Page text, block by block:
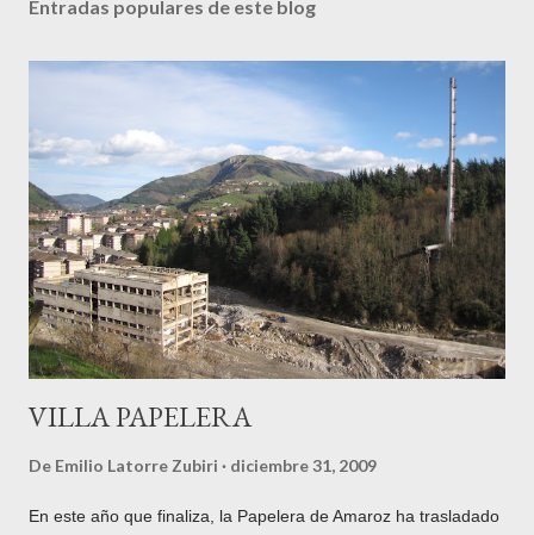
Entradas populares de este blog
VILLA PAPELERA
De Emilio Latorre Zubiri diciembre 31, 2009
En este año que finaliza, la Papelera de Amaroz ha trasladado